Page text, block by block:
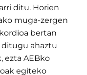
ditu. Horien
muga-zergen
bertan
ditugu ahaztu
ezta AEBko
egiteko